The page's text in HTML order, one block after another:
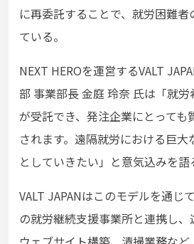
に再委託することで、就労困難
ている。
NEXT HEROを運営するVALT
部 事業部長 金庭 玲奈 氏は「就
が受託でき、発注企業にとっても
されます。遠隔就労における巨
としていきたい」と意気込みを語
VALT JAPANはこのモデルを通じ
の就労継続支援事業所と連携し、